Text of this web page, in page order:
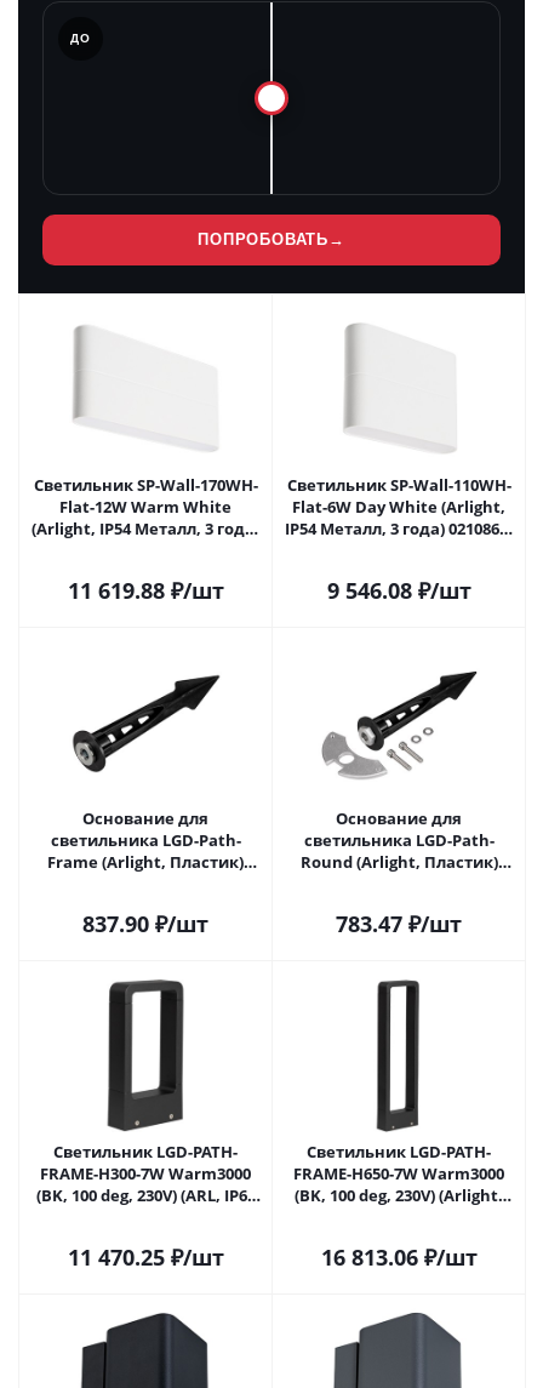
ДО
ПОПРОБОВАТЬ →
Светильник SP-Wall-170WH-
Flat-12W Warm White
(Arlight, IP54 Металл, 3 года)
11 619.88₽/шт
Светильник SP-Wall-110WH-
Flat-6W Day White (Arlight,
IP54 Металл, 3 года) 021086 в
9 546.08₽/шт
Основание для
светильника LGD-Path-
Frame (Arlight, Пластик)
837.90 ₽/шт
Основание для
светильника LGD-Path-
Round (Arlight, Пластик)
783.47 ₽/шт
Светильник LGD-PATH-
FRAME-H300-7W Warm3000
(BK, 100 deg, 230V) (ARL, IP65
Липецке
11 470.25₽/шт
Светильник LGD-PATH-
FRAME-H650-7W Warm3000
(BK, 100 deg, 230V) (Arlight,
16 813.06₽/шт